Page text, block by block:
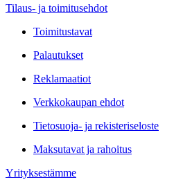
Tilaus- ja toimitusehdot
Toimitustavat
Palautukset
Reklamaatiot
Verkkokaupan ehdot
Tietosuoja- ja rekisteriseloste
Maksutavat ja rahoitus
Yrityksestämme